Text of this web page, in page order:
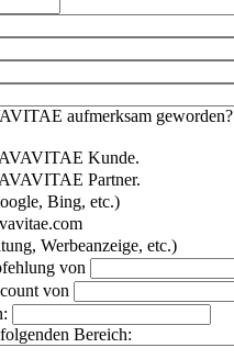
aufmerksam geworden?
Kunde.
Partner.
Bing, etc.)
Werbeanzeige, etc.)
von
von
Bereich: